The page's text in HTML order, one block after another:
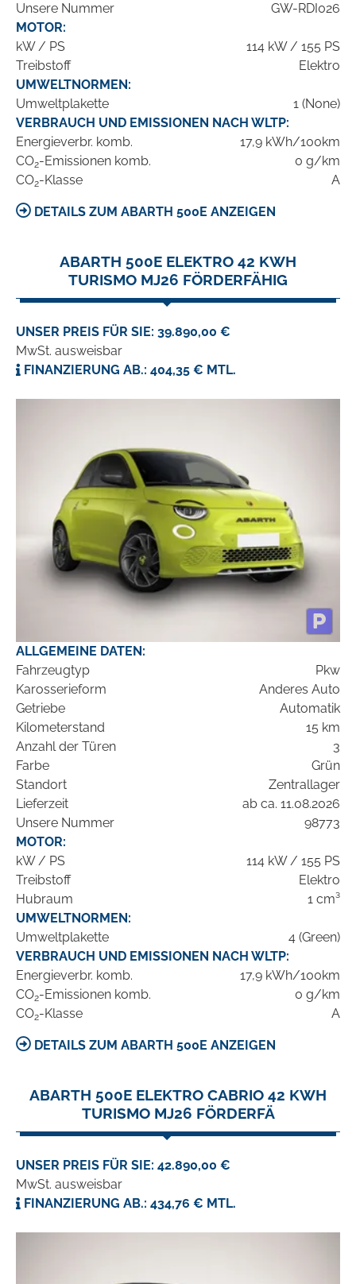
Unsere Nummer
GW-RDI026
MOTOR:
kW / PS
114 kW / 155 PS
Treibstoff
Elektro
UMWELTNORMEN:
Umweltplakette
1 (None)
VERBRAUCH UND EMISSIONEN NACH WLTP:
Energieverbr. komb.
17,9 kWh/100km
CO2-Emissionen komb.
0 g/km
CO2-Klasse A
DETAILS ZUM ABARTH 500E ANZEIGEN
ABARTH 500E ELEKTRO 42 KWH
TURISMO MJ26 FÖRDERFÄHIG
UNSER PREIS FÜR SIE: 39.890,00 €
MwSt. ausweisbar
FINANZIERUNG AB.: 404,35 € MTL.
ALLGEMEINE DATEN:
Fahrzeugtyp
Pkw
Karosserieform
Anderes Auto
Getriebe
Automatik
Kilometerstand
15 km
Anzahl der Türen
3
Farbe
Grün
Standort
Zentrallager
Lieferzeit
ab ca. 11.08.2026
Unsere Nummer
98773
MOTOR:
kW / PS
114 kW / 155 PS
Treibstoff
Elektro
Hubraum
1 cm³
UMWELTNORMEN:
Umweltplakette
4 (Green)
VERBRAUCH UND EMISSIONEN NACH WLTP:
Energieverbr. komb.
17,9 kWh/100km
CO2-Emissionen komb.
0 g/km
CO2-Klasse A
DETAILS ZUM ABARTH 500E ANZEIGEN
ABARTH 500E ELEKTRO CABRIO 42 KWH
TURISMO MJ26 FÖRDERFÄ
UNSER PREIS FÜR SIE: 42.890,00 €
MwSt. ausweisbar
FINANZIERUNG AB.: 434,76 € MTL.